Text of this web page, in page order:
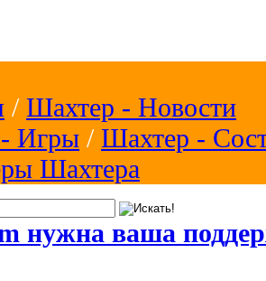
/ Шахтер - Новости
Игры / Шахтер -
Шахтера
нужна ваша